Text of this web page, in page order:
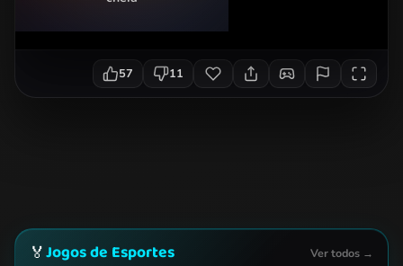
57 11
🏅Jogos de Esportes Ver todos →